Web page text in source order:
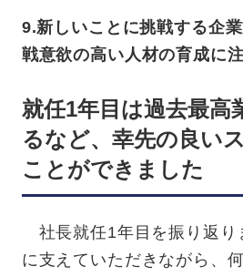
9.新しいことに挑戦する企
戦意欲の高い人材の育成に注
就任1年目は過去最高
るなど、幸先の良い
ことができました
社長就任1年目を振り返り
に支えていただきながら、